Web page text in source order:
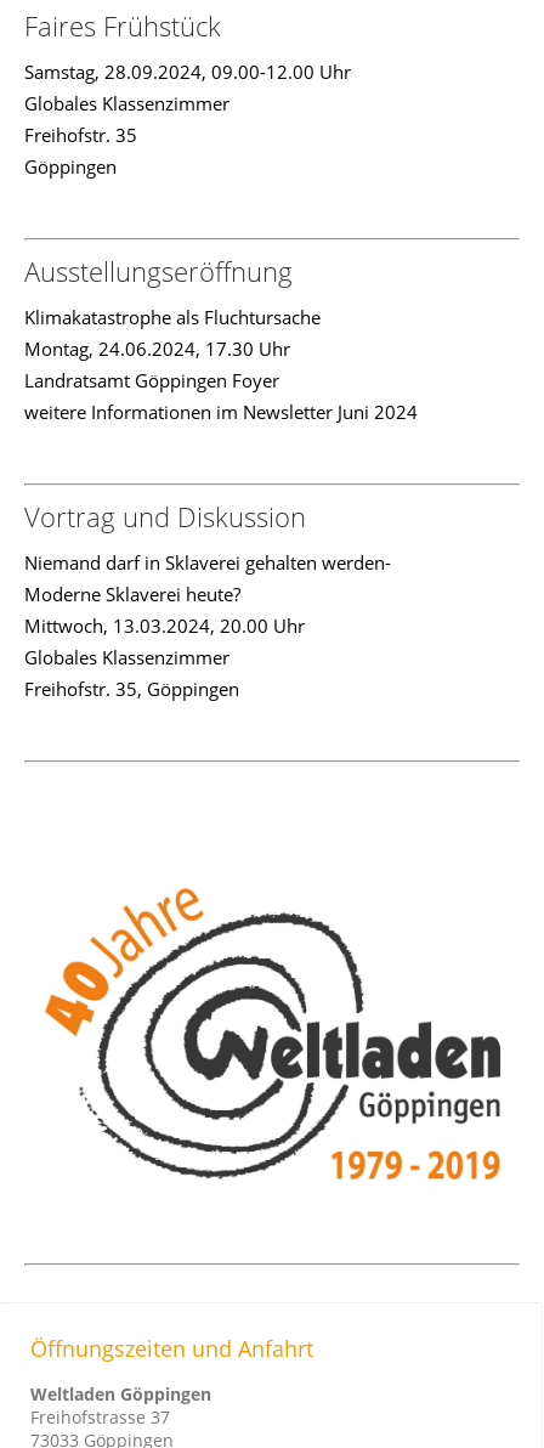
Faires Frühstück
Samstag, 28.09.2024, 09.00-12.00 Uhr
Globales Klassenzimmer
Freihofstr. 35
Göppingen
Ausstellungseröffnung
Klimakatastrophe als Fluchtursache
Montag, 24.06.2024, 17.30 Uhr
Landratsamt Göppingen Foyer
weitere Informationen im Newsletter Juni 2024
Vortrag und Diskussion
Niemand darf in Sklaverei gehalten werden-
Moderne Sklaverei heute?
Mittwoch, 13.03.2024, 20.00 Uhr
Globales Klassenzimmer
Freihofstr. 35, Göppingen
Öffnungszeiten und Anfahrt
Weltladen Göppingen
Freihofstrasse 37
73033 Göppingen